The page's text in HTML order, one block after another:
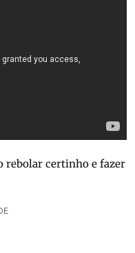
rebolar certinho e fazer